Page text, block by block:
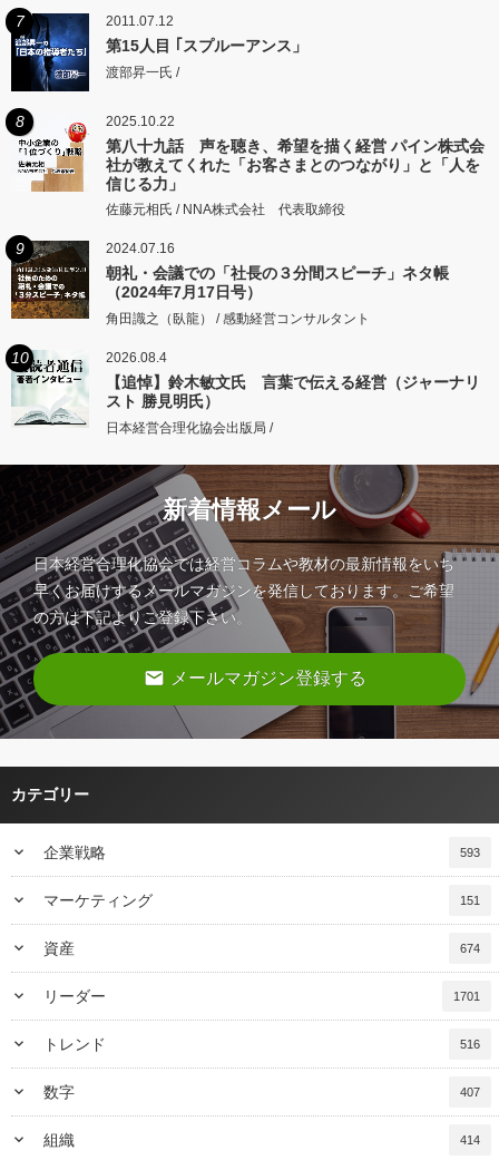
7 2011.07.12
第15人目 ｢スプルーアンス」
渡部昇一氏 /
8 2025.10.22
第八十九話 声を聴き、希望を描く経営 パイン株式会
社が教えてくれた「お客さまとのつながり」と「人を
信じる力」
佐藤元相氏 / NNA株式会社 代表取締役
9 2024.07.16
朝礼・会議での「社長の３分間スピーチ」ネタ帳
（2024年7月17日号）
角田識之（臥龍） / 感動経営コンサルタント
10 2026.08.4
【追悼】鈴木敏文氏 言葉で伝える経営（ジャーナリ
スト 勝見明氏）
日本経営合理化協会出版局 /
新着情報メール
日本経営合理化協会では経営コラムや教材の最新情報をいち
早くお届けするメールマガジンを発信しております。ご希望
の方は下記よりご登録下さい。
email メールマガジン登録する
カテゴリー
keyboard_arrow_down 企業戦略 593
keyboard_arrow_down マーケティング 151
keyboard_arrow_down 資産 674
keyboard_arrow_down リーダー 1701
keyboard_arrow_down トレンド 516
keyboard_arrow_down 数字 407
keyboard_arrow_down 組織 414